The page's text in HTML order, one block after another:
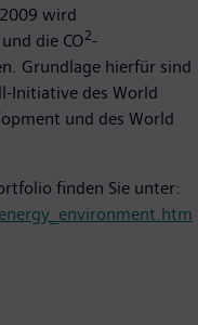
wird
die CO2-
Grundlage hierfür sind
Initiative des World
und des World
finden Sie unter: